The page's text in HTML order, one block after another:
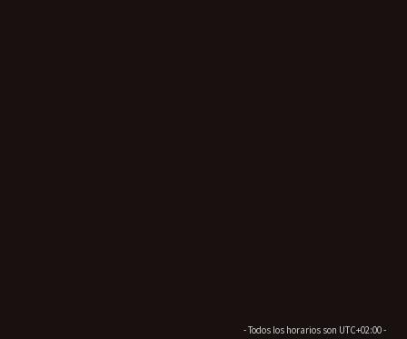
- Todos los horarios son UTC+02:00-